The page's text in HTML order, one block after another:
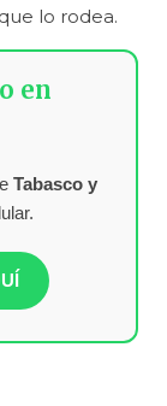
lo rodea.
en
Tabasco y